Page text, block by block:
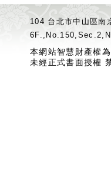
104 台北市中山區
本網站智慧財產權
未經正式書面授權